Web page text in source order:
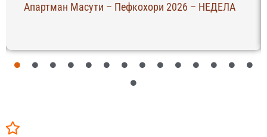
Апартман Масути – Пефкохори 2026 – НЕДЕЛА